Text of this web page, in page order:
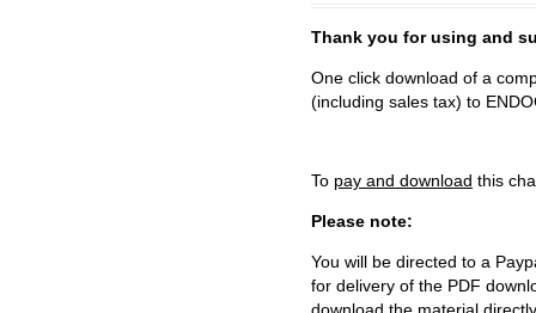
Thank you for using and
One click download of a
(including sales tax) to
To pay and download this
Please note:
You will be directed to a
for delivery of the PDF